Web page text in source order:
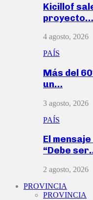
Kicillof
proyecto…
4 agosto, 2026
PAÍS
Más del
un…
3 agosto, 2026
PAÍS
El
“Debe
2 agosto, 2026
PROVINCIA
PROVINCIA